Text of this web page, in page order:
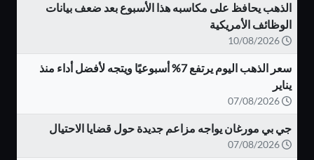
الذهب يحافظ على مكاسبه هذا الأسبوع بعد ضعف بيانات
الوظائف الأمريكية
سعر الذهب اليوم يرتفع 7% أسبوعيًا ويتجه لأفضل أداء منذ
يناير
جي بي مورغان يواجه مزاعم جديدة حول قضايا الاحتيال